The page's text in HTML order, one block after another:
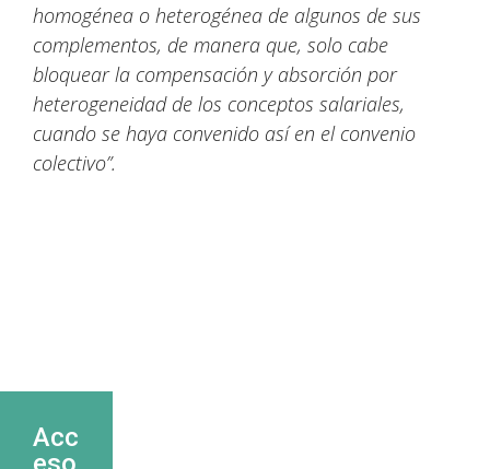
homogénea o heterogénea de algunos de sus
complementos, de manera que, solo cabe
bloquear la compensación y absorción por
heterogeneidad de los conceptos salariales,
cuando se haya convenido así en el convenio
colectivo”.
Acc